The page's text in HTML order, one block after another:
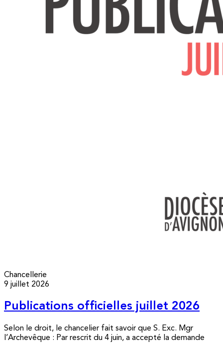
Chancellerie
9 juillet 2026
Publications officielles juillet 2026
Selon le droit, le chancelier fait savoir que S. Exc. Mgr
l’Archevêque : Par rescrit du 4 juin, a accepté la demande